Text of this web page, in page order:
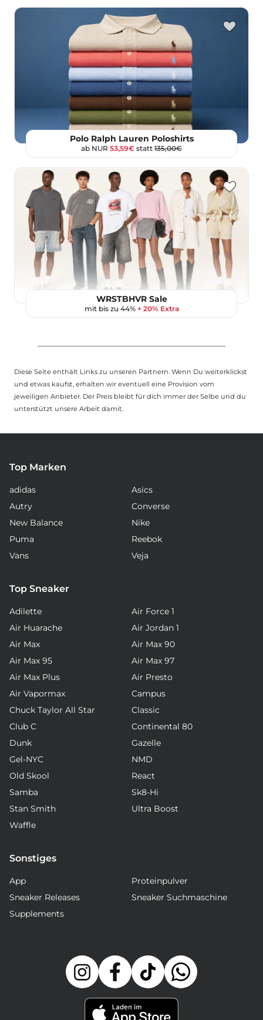
Polo Ralph Lauren Poloshirts
ab NUR 53,59€ statt 135,00€
WRSTBHVR Sale
mit bis zu 44% + 20% Extra
Diese Seite enthält Links zu unseren Partnern. Wenn Du weiterklickst
und etwas kaufst, erhalten wir eventuell eine Provision vom
jeweiligen Anbieter. Der Preis bleibt für dich immer der Selbe und du
unterstützt unsere Arbeit damit.
Top Marken
adidas
Asics
Autry
Converse
New Balance
Nike
Puma
Reebok
Vans
Veja
Top Sneaker
Adilette
Air Force 1
Air Huarache
Air Jordan 1
Air Max
Air Max 90
Air Max 95
Air Max 97
Air Max Plus
Air Presto
Air Vapormax
Campus
Chuck Taylor All Star
Classic
Club C
Continental 80
Dunk
Gazelle
Gel-NYC
NMD
Old Skool
React
Samba
Sk8-Hi
Stan Smith
Ultra Boost
Waffle
Sonstiges
App
Proteinpulver
Sneaker Releases
Sneaker Suchmaschine
Supplements